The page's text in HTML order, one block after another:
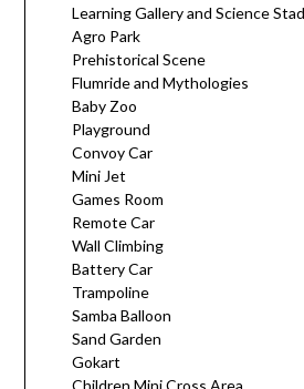
Learning Gallery and Science
Agro Park
Prehistorical Scene
Flumride and Mythologies
Baby Zoo
Playground
Convoy Car
Mini Jet
Games Room
Remote Car
Wall Climbing
Battery Car
Trampoline
Samba Balloon
Sand Garden
Gokart
Children Mini Cross Area